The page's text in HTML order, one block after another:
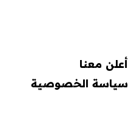
أعلن معنا
سياسة الخصوصية